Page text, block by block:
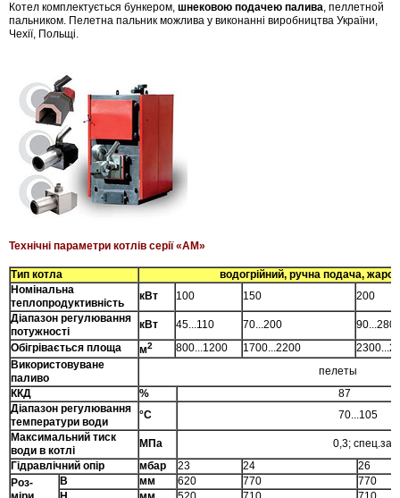
Котел комплектується бункером, шнековою подачею палива, пеллетной
пальником. Пелетна пальник можлива у виконанні виробництва України,
Чехії, Польщі.
Технічні параметри котлів серії «АМ»
Тип котла
водогрійний, ручна подача,
Номінальна
теплопродуктивність
кВт 100 150
200
Діапазон регулювання
потужності
кВт 45...110 70...200
90...280
Обігрівається площа
м2 800...1200 1700...2200
Використовуване
паливо
пелеты
ККД
%
87
Діапазон регулювання
температури води
°С
70...105
Максимальний тиск
води в котлі
МПа
0,3; спец.заказ
Гідравлічний опір
мбар 23 24
26
Роз-
В мм 620 770
770